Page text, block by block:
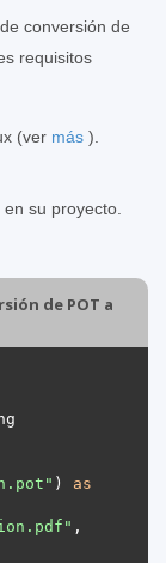
conversión de
requisitos
(ver más ).
su proyecto.
de POT a
) as
,